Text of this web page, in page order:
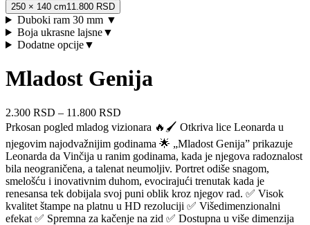
250 × 140 cm11.800 RSD
Duboki ram 30 mm ▼
Boja ukrasne lajsne▼
Dodatne opcije▼
Mladost Genija
2.300 RSD – 11.800 RSD
Prkosan pogled mladog vizionara 🔥🖌️ Otkriva lice Leonarda u
njegovim najodvažnijim godinama 🌟 „Mladost Genija” prikazuje
Leonarda da Vinčija u ranim godinama, kada je njegova radoznalost
bila neograničena, a talenat neumoljiv. Portret odiše snagom,
smelošću i inovativnim duhom, evocirajući trenutak kada je
renesansa tek dobijala svoj puni oblik kroz njegov rad. ✅ Visok
kvalitet štampe na platnu u HD rezoluciji ✅ Višedimenzionalni
efekat ✅ Spremna za kačenje na zid ✅ Dostupna u više dimenzija